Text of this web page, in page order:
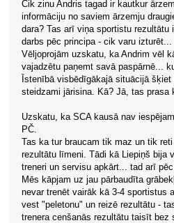
Cik zinu Andris tagad ir kautkur
informāciju no saviem ārzemju
dara? Tas arī viņa sportistu
darbs pēc principa - cik varu izturēt...
Vēljoprojām uzskatu, ka Andrim vēl
vajadzētu paņemt savā paspārnē...
Īstenībā visbēdīgākajā situācijā
steidzami jārisina. Kā? Jā, tas prasa
Uzskatu, ka SCA kausā nav
PČ.
Tas ka tur braucam tik maz un tik
rezultātu līmeni. Tādi kā Liepiņš bija
treneri un servisu apkārt... tad arī
Mēs kāpjam uz jau pārbaudīta
nevar trenēt vairāk kā 3-4 sportistus
vest "peletonu" un reizē rezultātu -
trenera cenšanās rezultātu taisīt bez